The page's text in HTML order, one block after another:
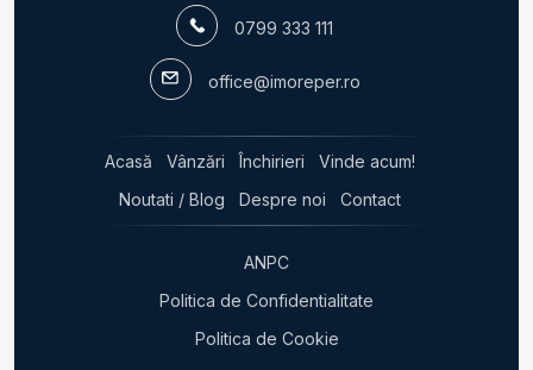
Apartamente de vanzare in Bucuresti Pipera
Apartamente de vanzare in Bucuresti Giurgiului
Apartamente de vanzare in Bucuresti Dorobanti
Apartamente de vanzare in Voluntari
Apartamente de vanzare in Bucuresti P-ta Victoriei
Case de vanzare in Voluntari
Case de vanzare in Voluntari
0799 333 111
office@imoreper.ro
Acasă Vânzări Închirieri
Vinde acum!
Noutati / Blog
Despre noi Contact
ANPC
Politica de Confidentialitate
Politica de Cookie